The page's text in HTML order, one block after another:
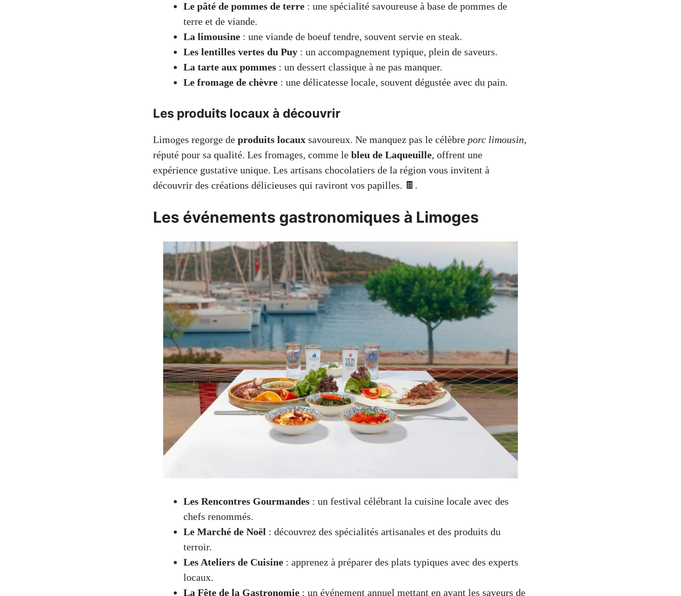
Le pâté de pommes de terre : une spécialité savoureuse à base de pommes de
terre et de viande.
La limousine : une viande de boeuf tendre, souvent servie en steak.
Les lentilles vertes du Puy : un accompagnement typique, plein de saveurs.
La tarte aux pommes : un dessert classique à ne pas manquer.
Le fromage de chèvre : une délicatesse locale, souvent dégustée avec du pain.
Les produits locaux à découvrir
Limoges regorge de produits locaux savoureux. Ne manquez pas le célèbre porc limousin,
réputé pour sa qualité. Les fromages, comme le bleu de Laqueuille, offrent une
expérience gustative unique. Les artisans chocolatiers de la région vous invitent à
découvrir des créations délicieuses qui raviront vos papilles. 🍫.
Les événements gastronomiques à Limoges
Les Rencontres Gourmandes : un festival célébrant la cuisine locale avec des
chefs renommés.
Le Marché de Noël : découvrez des spécialités artisanales et des produits du
terroir.
Les Ateliers de Cuisine : apprenez à préparer des plats typiques avec des experts
locaux.
La Fête de la Gastronomie : un événement annuel mettant en avant les saveurs de